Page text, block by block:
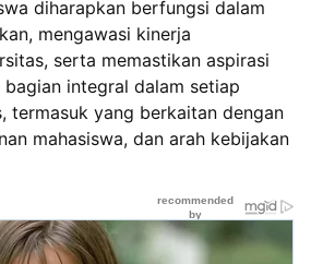
diharapkan berfungsi dalam
mengawasi kinerja
serta memastikan aspirasi
bagian integral dalam setiap
termasuk yang berkaitan dengan
mahasiswa, dan arah kebijakan